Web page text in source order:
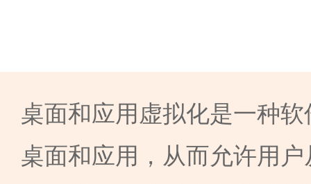
桌面和应用虚拟化是一种
桌面和应用，从而允许用